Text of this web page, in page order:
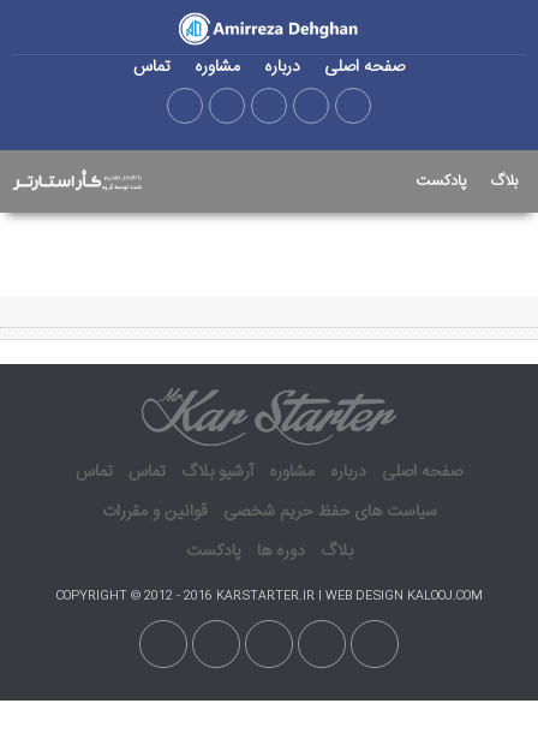
صفحه اصلی درباره مشاوره تماس
بلاگ پادکست
صفحه اصلی درباره مشاوره آرشیو بلاگ تماس تماس
سیاست های حفظ حریم شخصی
قوانین و مقررات
بلاگ
دوره ها پادکست
COPYRIGHT © 2012 - 2016 KARSTARTER.IR | WEB DESIGN KALOOJ.COM